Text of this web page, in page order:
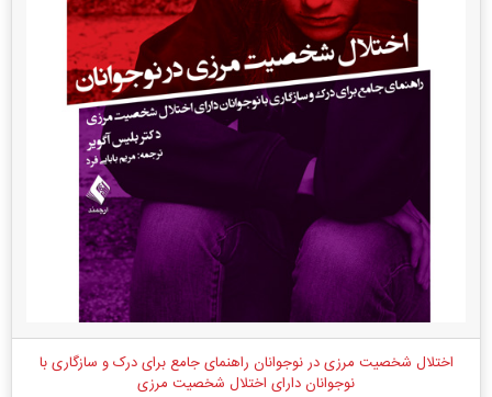
اختلال شخصیت مرزی در نوجوانان راهنمای جامع برای درک و سازگاری با
نوجوانان دارای اختلال شخصیت مرزی